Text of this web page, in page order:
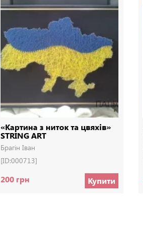
«Картина з ниток та цвяхів»
STRING ART
Брагін Іван
[ID:000713]
200 грн Купити